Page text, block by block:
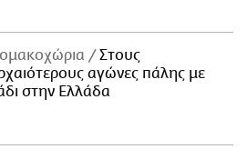
Στους
αγώνες πάλης με
στην Ελλάδα